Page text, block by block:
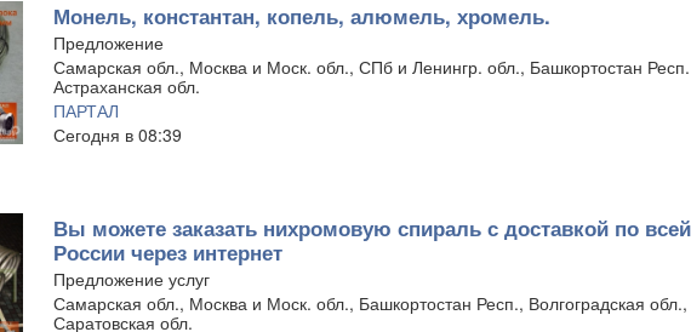
Монель, константан, копель, алюмель, хромель.
Предложение
Самарская обл., Москва и Моск. обл., СПб и Ленингр. обл., Башкортостан
Астраханская обл.
ПАРТАЛ
Сегодня в 08:39
Вы можете заказать нихромовую спираль с доставкой по всей
России через интернет
Предложение услуг
Самарская обл., Москва и Моск. обл., Башкортостан Респ., Волгоградская обл.,
Саратовская обл.